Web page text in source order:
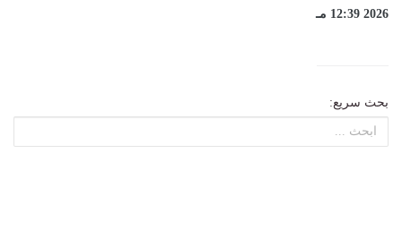
2026 12:39 مـ
بحث سريع: